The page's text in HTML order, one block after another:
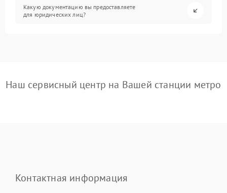
Какую документацию вы предоставляете
для юридических лиц?
Наш сервисный центр на Вашей станции метро
Контактная информация